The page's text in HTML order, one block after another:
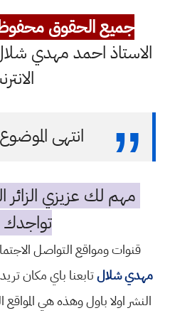
جميع الحقوق
الاستاذ احمد مهدي
انتهى
مهم لك عزيزي الزائر
تواجدك
قنوات ومواقع التواصل
مهدي شلالتابعنا باي مكان
النشر اولا باول وهذه هي